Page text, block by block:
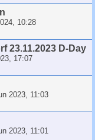
10:28
23.11.2023 D-Day
17:07
2023, 11:03
2023, 11:01